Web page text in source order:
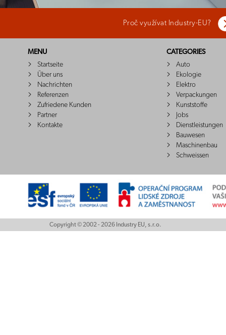
Proč využívat Industry-EU?
MENU
Startseite
Über uns
Nachrichten
Referenzen
Zufriedene Kunden
Partner
Kontakte
CATEGORIES
Auto
Ekologie
Elektro
Verpackungen
Kunststoffe
Jobs
Dienstleistungen
Bauwesen
Maschinenbau
Schweissen
Copyright © 2002 - 2026 Industry EU, s.r.o.